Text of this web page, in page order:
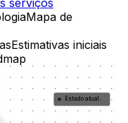
Mapa de
Estimativas iniciais
Estado atual